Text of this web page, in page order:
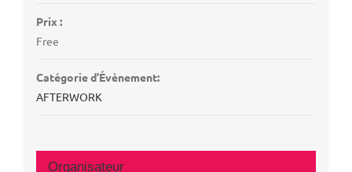
Prix :
Free
Catégorie d’Évènement:
AFTERWORK
Organisateur